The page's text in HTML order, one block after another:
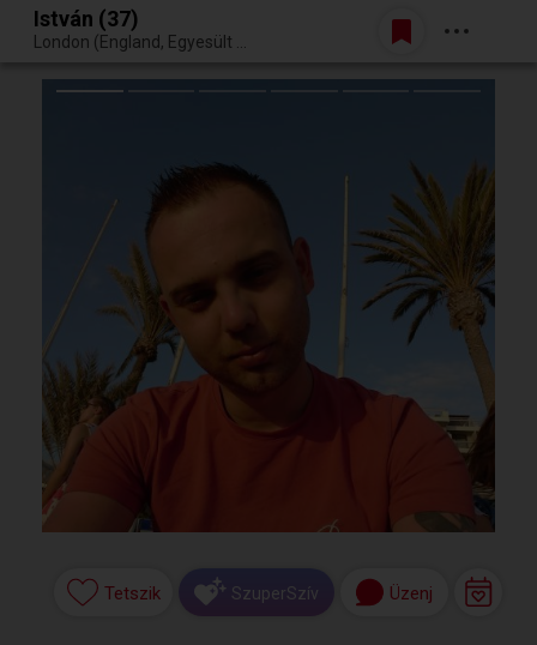
Egy jó randiból bármi lehet.
Belépés
István (37)
Tetszik SzuperSzív Üzenj